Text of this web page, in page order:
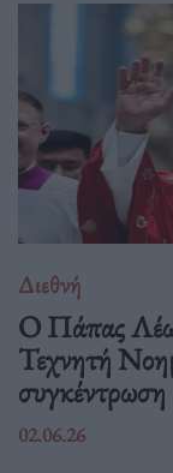
Διεθνή
Ο Πάπας
Τεχνητή
συγκέντρωση
02.06.26